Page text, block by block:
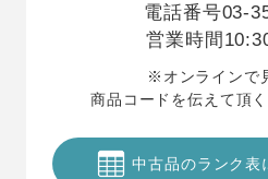
電話番号03-
営業時間
※オンラインで
商品コードを伝えて頂
中古品のランク表